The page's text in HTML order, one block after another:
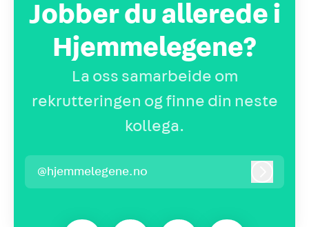
Jobber du allerede i
Hjemmelegene?
La oss samarbeide om
rekrutteringen og finne din neste
kollega.
@hjemmelegene.no